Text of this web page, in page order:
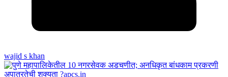
wajid s khan